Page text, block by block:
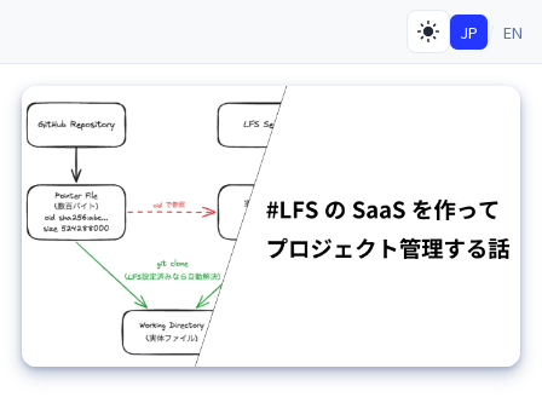
JP EN